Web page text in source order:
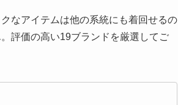
なアイテムは他の系統にも着回せるの
評価の高い19ブランドを厳選してご